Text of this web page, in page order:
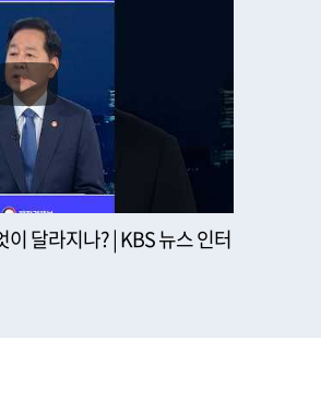
달라지나? | KBS 뉴스 인터